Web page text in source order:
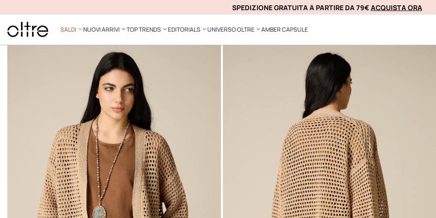
COMPRA ORA, PAGA IN 3 RATE SENZA INTERESSI CONKLARNA
ACQUISTA ORA
SALDI NUOVI ARRIVI TOP TRENDS EDITORIALS UNIVERSO OLTRE AMBER CAPSULE